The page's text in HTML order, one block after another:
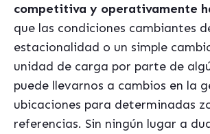
competitiva y operativamente
que las condiciones cambiantes
estacionalidad o un simple
unidad de carga por parte de
puede llevarnos a cambios en la
ubicaciones para determinadas
referencias. Sin ningún lugar a